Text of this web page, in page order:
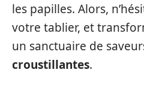
les papilles. Alors,
votre tablier, et
un sanctuaire de
croustillantes.